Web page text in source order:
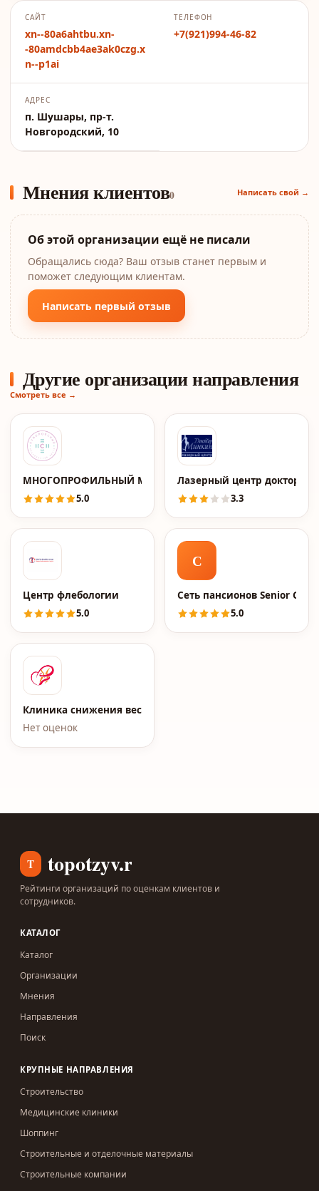
САЙТ
xn--80a6ahtbu.xn-
-80amdcbb4ae3ak0czg.x
n--p1ai
ТЕЛЕФОН
+7(921)994-46-82
АДРЕС
п. Шушары, пр-т.
Новгородский, 10
Мнения клиентов0 Написать свой →
Об этой организации ещё не писали
Обращались сюда? Ваш отзыв станет первым и
поможет следующим клиентам.
Написать первый отзыв
Другие организации направления
Смотреть все →
МНОГОПРОФИЛЬНЫЙ МЕДИЦИНСКИЙ ЦЕНТР
5.0
Лазерный центр доктора
3.3
Центр флебологии
5.0
С
Сеть пансионов Senior
5.0
Клиника снижения веса Елены Малышевой
Нет оценок
T topotzyv.ru
Рейтинги организаций по оценкам клиентов и
сотрудников.
КАТАЛОГ
Каталог
Организации
Мнения
Направления
Поиск
КРУПНЫЕ НАПРАВЛЕНИЯ
Строительство
Медицинские клиники
Шоппинг
Строительные и отделочные материалы
Строительные компании